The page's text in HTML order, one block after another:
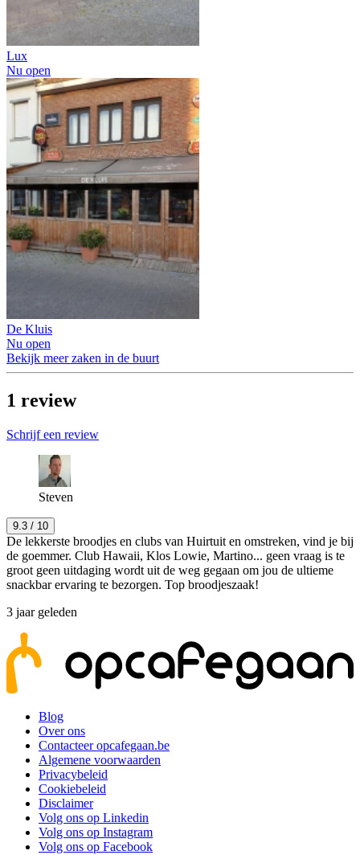
Lux
Nu open
De Kluis
Nu open
Bekijk meer zaken in de buurt
1 review
Schrijf een review
Steven
9.3 / 10
De lekkerste broodjes en clubs van Huirtuit en omstreken, vind je bij
de goemmer. Club Hawaii, Klos Lowie, Martino... geen vraag is te
groot geen uitdaging wordt uit de weg gegaan om jou de ultieme
snackbar ervaring te bezorgen. Top broodjeszaak!
3 jaar geleden
Blog
Over ons
Contacteer opcafegaan.be
Algemene voorwaarden
Privacybeleid
Cookiebeleid
Disclaimer
Volg ons op Linkedin
Volg ons op Instagram
Volg ons op Facebook